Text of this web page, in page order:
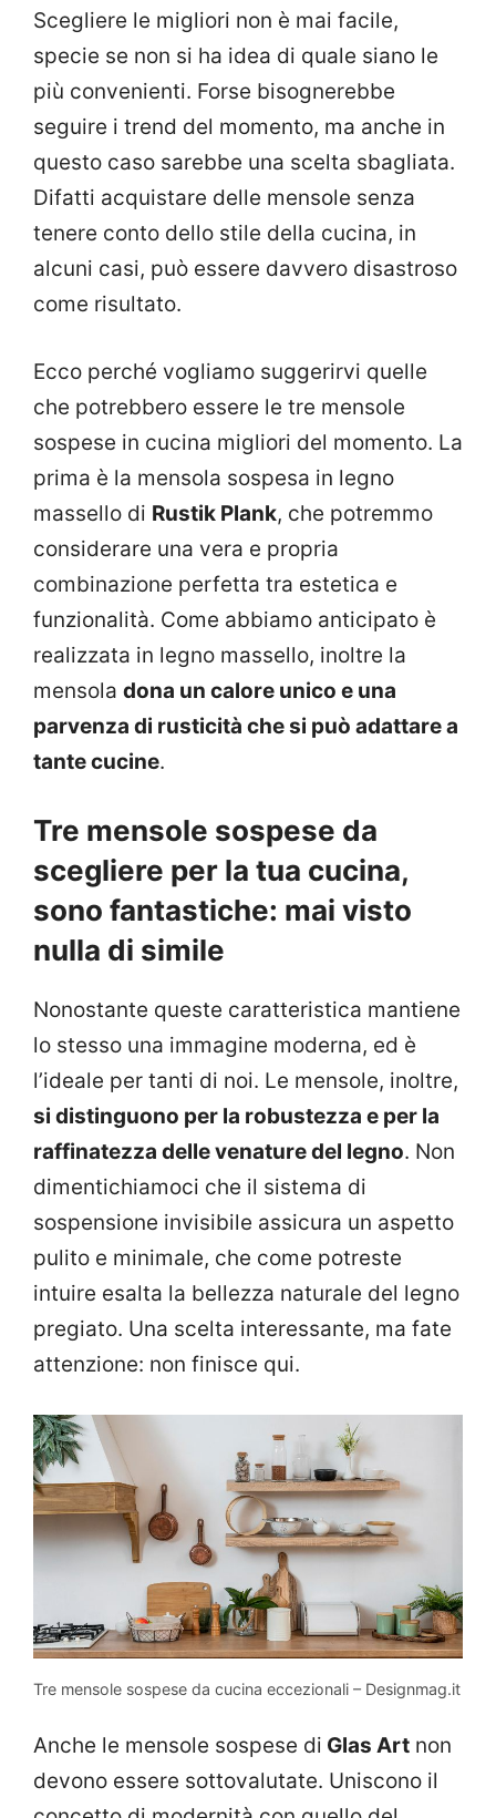
Scegliere le migliori non è mai facile,
specie se non si ha idea di quale siano le
più convenienti. Forse bisognerebbe
seguire i trend del momento, ma anche in
questo caso sarebbe una scelta sbagliata.
Difatti acquistare delle mensole senza
tenere conto dello stile della cucina, in
alcuni casi, può essere davvero disastroso
come risultato.
Ecco perché vogliamo suggerirvi quelle
che potrebbero essere le tre mensole
sospese in cucina migliori del momento. La
prima è la mensola sospesa in legno
massello di Rustik Plank, che potremmo
considerare una vera e propria
combinazione perfetta tra estetica e
funzionalità. Come abbiamo anticipato è
realizzata in legno massello, inoltre la
mensola dona un calore unico e una
parvenza di rusticità che si può adattare a
tante cucine.
Tre mensole sospese da
scegliere per la tua cucina,
sono fantastiche: mai visto
nulla di simile
Nonostante queste caratteristica mantiene
lo stesso una immagine moderna, ed è
l’ideale per tanti di noi. Le mensole, inoltre,
si distinguono per la robustezza e per la
raffinatezza delle venature del legno. Non
dimentichiamoci che il sistema di
sospensione invisibile assicura un aspetto
pulito e minimale, che come potreste
intuire esalta la bellezza naturale del legno
pregiato. Una scelta interessante, ma fate
attenzione: non finisce qui.
Tre mensole sospese da cucina eccezionali – Designmag.it
Anche le mensole sospese di Glas Art non
devono essere sottovalutate. Uniscono il